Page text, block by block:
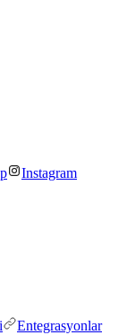
Instagram
Entegrasyonlar